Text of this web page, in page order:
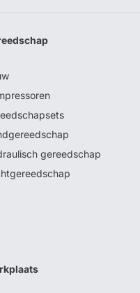
gereedschap